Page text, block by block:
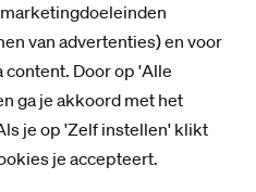
van advertenties) en voor
content. Door op 'Alle
ga je akkoord met het
je op 'Zelf instellen' klikt
je accepteert.